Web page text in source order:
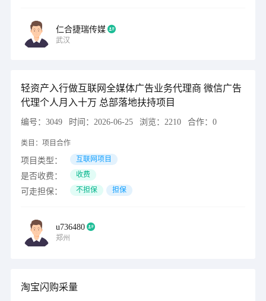
仁合捷瑞传媒
武汉
轻资产入行做互联网全媒体广告业务代理商 微信广告
代理个人月入十万 总部落地扶持项目
编号： 3049 时间： 2026-06-25 浏览： 2210 合作： 0
类目： 项目合作
项目类型： 互联网项目
是否收费： 收费
可走担保： 不担保 担保
u736480
郑州
淘宝闪购采量